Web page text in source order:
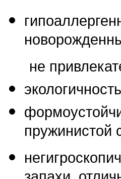
не
пружинистой